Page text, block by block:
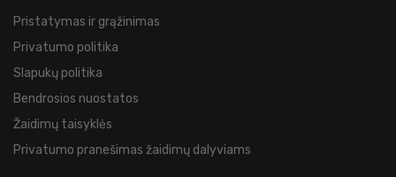
Pristatymas ir grąžinimas
Privatumo politika
Slapukų politika
Bendrosios nuostatos
Žaidimų taisyklės
Privatumo pranešimas žaidimų dalyviams